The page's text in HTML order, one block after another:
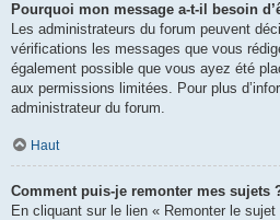
Pourquoi mon message a-t-il besoin
Les administrateurs du forum peuvent
vérifications les messages que vous
également possible que vous ayez été
aux permissions limitées. Pour plus
administrateur du forum.
Haut
Comment puis-je remonter mes sujets
En cliquant sur le lien « Remonter le